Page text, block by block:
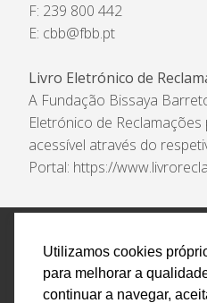
Utilizamos cookies
para melhorar a
continuar a navegar,
F: 239 800 442
E: cbb@fbb.pt
Livro Eletrónico de
A Fundação Bissaya
Eletrónico de
acessível através do
Portal: https://
Política de Privacidade e
Encarregado de Proteção
de Reclamações